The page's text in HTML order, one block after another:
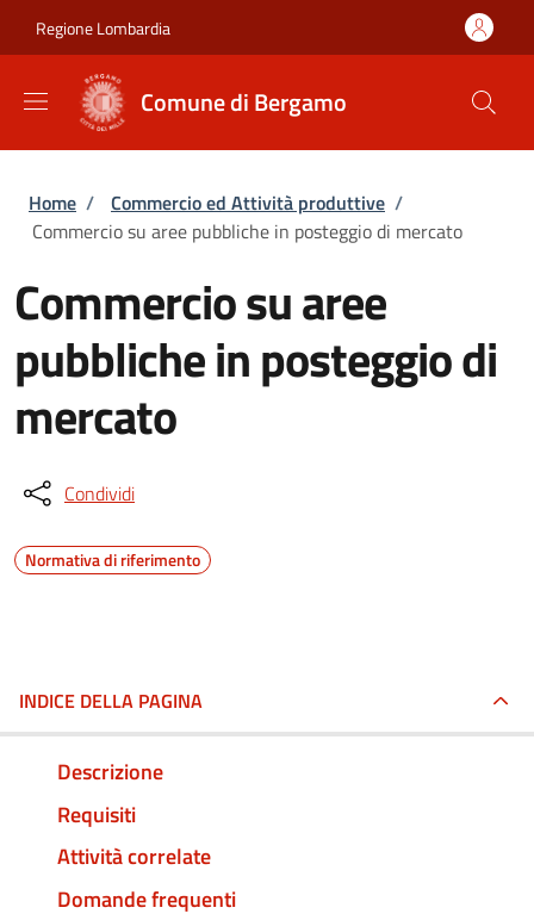
Regione Lombardia
Comune di Bergamo
Briciole di pane
Home / Commercio ed Attività produttive /
Commercio su aree pubbliche in posteggio di mercato
Commercio su aree
pubbliche in posteggio di
mercato
Condividi
Normativa di riferimento
INDICE DELLA PAGINA
Descrizione
Requisiti
Attività correlate
Domande frequenti